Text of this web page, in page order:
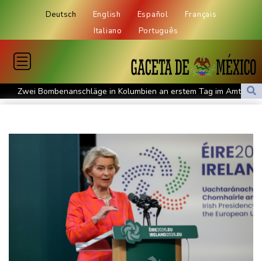
Deutsch English Español
Français
Italiano
Português
Zwei Bombenanschläge in Kolumbien an erstem Tag im Amt des
neuen Präsidenten Espriella
Becker: Wer mehr will als Klassenerhalt hat "Fehler im Kopf"
Sohn: Krebs von Ex-Präsident Joe Biden hat sich ausgebreitet
und Metastasen gebildet
Bilger: Boni von Bahn-Managern werden an Einhaltung der
Vorgaben des Bundes geknüpft
FIFA stärkt Infantino - und holt zum Rundumschlag aus
Torlos gegen Kaiserslautern: Stotterstart von Wolfsburg